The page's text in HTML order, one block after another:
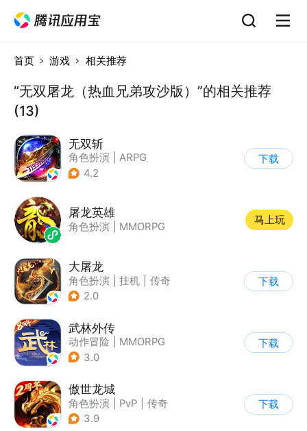
首页 游戏 相关推荐
“无双屠龙（热血兄弟攻沙版）”的相关推荐
(13)
无双斩
角色扮演
ARPG
| 传奇
4.2
下载
屠龙英雄
角色扮演 MMORPG
马上玩
大屠龙
角色扮演 挂机
传奇
| 千人同屏
2.0
下载
武林外传
动作冒险
MMORPG
| 武侠
3.0
下载
傲世龙城
角色扮演 PvP
传奇
| 千人同屏
3.9
下载